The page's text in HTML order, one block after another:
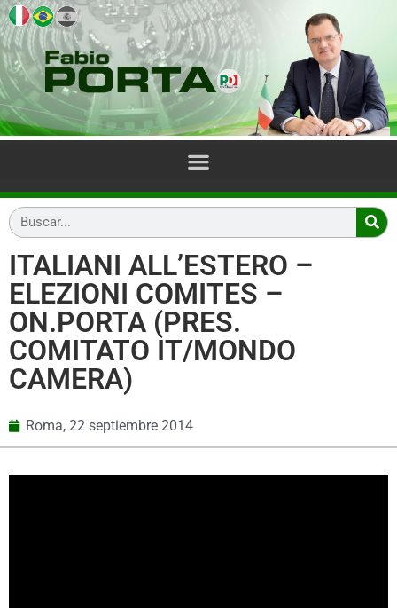
ITALIANI ALL’ESTERO –
ELEZIONI COMITES –
ON.PORTA (PRES.
COMITATO IT/MONDO
CAMERA)
Roma, 22 septiembre 2014